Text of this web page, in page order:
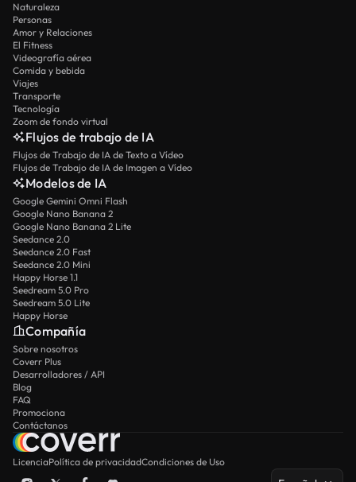
Naturaleza
Personas
Amor y Relaciones
El Fitness
Videografía aérea
Comida y bebida
Viajes
Transporte
Tecnología
Zoom de fondo virtual
Flujos de trabajo de IA
Flujos de Trabajo de IA de Texto a Vídeo
Flujos de Trabajo de IA de Imagen a Vídeo
Modelos de IA
Google Gemini Omni Flash
Google Nano Banana 2
Google Nano Banana 2 Lite
Seedance 2.0
Seedance 2.0 Fast
Seedance 2.0 Mini
Happy Horse 1.1
Seedream 5.0 Pro
Seedream 5.0 Lite
Happy Horse
Compañía
Sobre nosotros
Coverr Plus
Desarrolladores / API
Blog
FAQ
Promociona
Contáctanos
LicenciaPolítica de privacidadCondiciones de Uso